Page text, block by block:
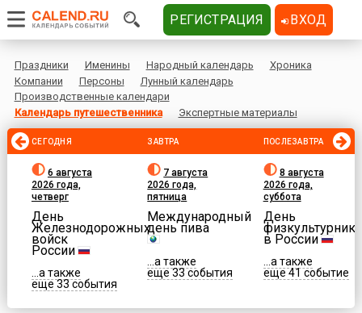
Праздники Именины Народный календарь
Хроника
Компании
Персоны
Лунный календарь
Производственные календари
Календарь путешественника
Экспертные материалы
СЕГОДНЯ
6 августа
2026 года,
четверг
День
Железнодорожных
войск
России
...а также
еще 33 события
ЗАВТРА
7 августа
2026 года,
пятница
Международный
день пива
...а также
еще 33 события
ПОСЛЕЗАВТРА
8 августа
2026 года,
суббота
День
физкультурника
в России
...а также
еще 41 событие
РЕГИСТРАЦИЯ ВХОД